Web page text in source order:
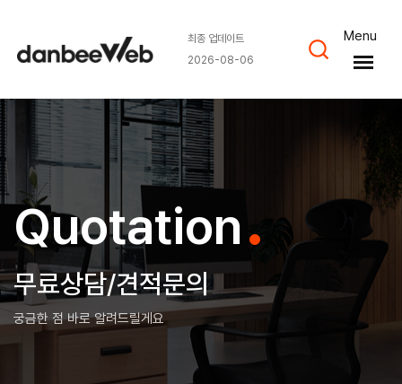
최종 업데이트
2026-08-06
Menu
Quotation.
무료상담/견적문의
궁금한 점 바로 알려드릴게요